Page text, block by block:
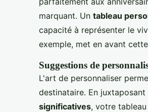
marquant. Un tableau
capacité à représenter le
exemple, met en avant
Suggestions de
L'art de personnaliser
destinataire. En juxtaposant
significatives, votre